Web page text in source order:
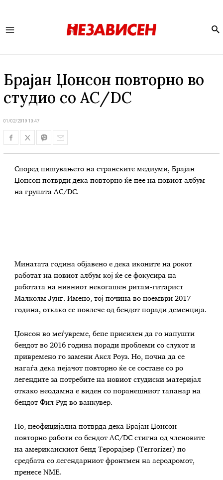
Брајан Џонсон повторно во
студио со AC/DC
01/02/2019 10:47
Според пишувањето на странските медиуми, Брајан
Џонсон потврди дека повторно ќе пее на новиот албум
на групата AC/DC.
Минатата година објавено е дека иконите на рокот
работат на новиот албум кој ќе се фокусира на
работата на нивниот некогашен ритам-гитарист
Малколм Јунг. Имено, тој почина во ноември 2017
година, откако се повлече од бендот поради деменција.
Џонсон во меѓувреме, бепе присилен да го напушти
бендот во 2016 година поради проблеми со слухот и
привремено го замени Аксл Роуз. Но, почна да се
нагаѓа дека пејачот повторно ќе се состане со ро
легендите за потребите на новиот студиски материјал
откако неодамна е виден со поранешниот тапанар на
бендот Фил Руд во ванкувер.
Но, неофицијална потврда дека Брајан Џонсон
повторно работи со бендот AC/DC стигна од членовите
на американскиот бенд Терорајзер (Terrorizer) по
средбата со легендарниот фронтмен на аеродромот,
пренесе NME.